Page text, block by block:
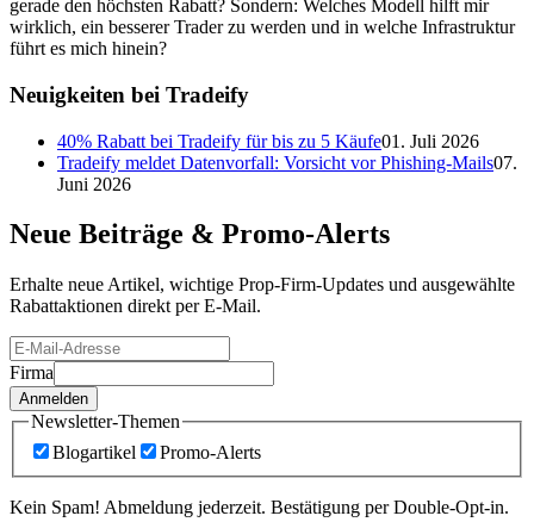
gerade den höchsten Rabatt? Sondern: Welches Modell hilft mir
wirklich, ein besserer Trader zu werden und in welche Infrastruktur
führt es mich hinein?
Neuigkeiten bei Tradeify
40% Rabatt bei Tradeify für bis zu 5 Käufe01. Juli 2026
Tradeify meldet Datenvorfall: Vorsicht vor Phishing-Mails07.
Juni 2026
Neue Beiträge & Promo-Alerts
Erhalte neue Artikel, wichtige Prop-Firm-Updates und ausgewählte
Rabattaktionen direkt per E-Mail.
Firma
Anmelden
Newsletter-Themen
Blogartikel
Promo-Alerts
Kein Spam! Abmeldung jederzeit. Bestätigung per Double-Opt-in.